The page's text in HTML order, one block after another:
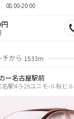
08:00-20:00
チから 1533m
ー名古屋駅前
駅4-5-26ユニモ-ル桜ビル